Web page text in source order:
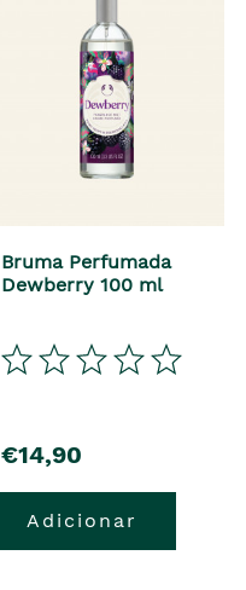
Bruma Perfumada
Dewberry 100 ml
€14,90
Adicionar